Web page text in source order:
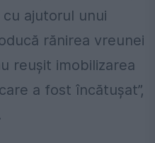
ajutorul unui
rănirea vreunei
reușit imobilizarea
a fost încătușat”,